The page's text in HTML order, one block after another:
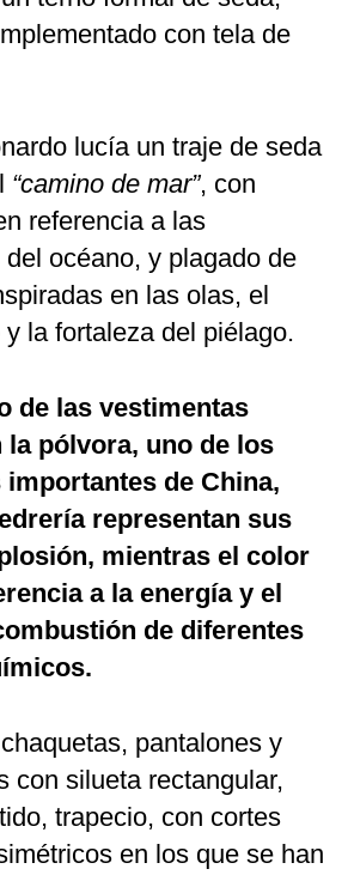
con tela de
lucía un traje de seda
“camino de mar”, con
referencia a las
océano, y plagado de
en las olas, el
la fortaleza del piélago.
de las vestimentas
la pólvora, uno de los
de China,
representan sus
mientras el color
a la energía y el
de diferentes
pantalones y
con silueta rectangular,
trapecio, con cortes
en los que se han